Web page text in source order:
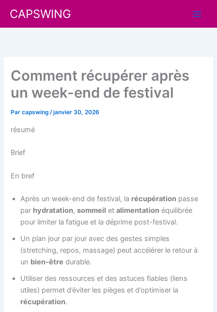
contenu
CAPSWING
Comment récupérer après
un week-end de festival
Parcapswing/janvier 30, 2026
résumé
Brief
En bref
Après un week-end de festival, la récupération passe
par hydratation,sommeil etalimentation équilibrée
pour limiter la fatigue et la déprime post-festival.
Un plan jour par jour avec des gestes simples
(stretching, repos, massage) peut accélérer le retour à
un bien-être durable.
Utiliser des ressources et des astuces fiables (liens
utiles) permet d’éviter les pièges et d’optimiser la
récupération.